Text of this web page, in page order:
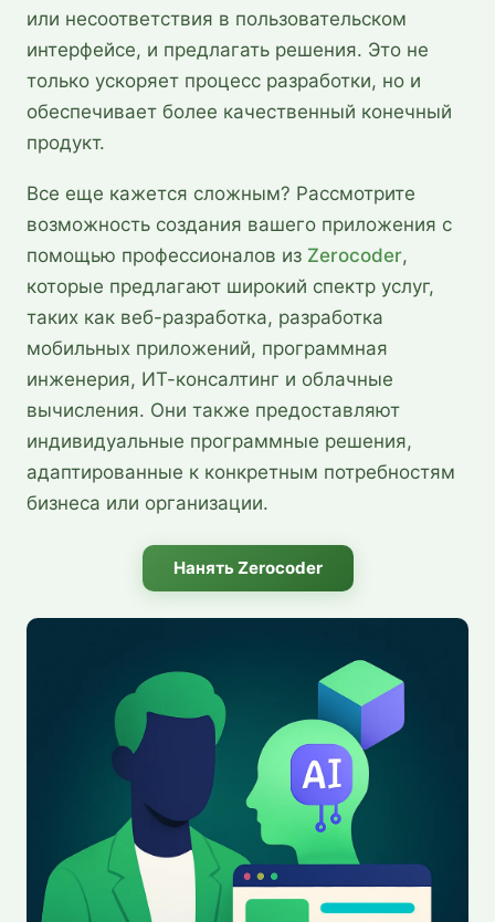
или несоответствия в пользовательском
интерфейсе, и предлагать решения. Это не
только ускоряет процесс разработки, но и
обеспечивает более качественный конечный
продукт.
Все еще кажется сложным? Рассмотрите
возможность создания вашего приложения с
помощью профессионалов из Zerocoder,
которые предлагают широкий спектр услуг,
таких как веб-разработка, разработка
мобильных приложений, программная
инженерия, ИТ-консалтинг и облачные
вычисления. Они также предоставляют
индивидуальные программные решения,
адаптированные к конкретным потребностям
бизнеса или организации.
Нанять Zerocoder